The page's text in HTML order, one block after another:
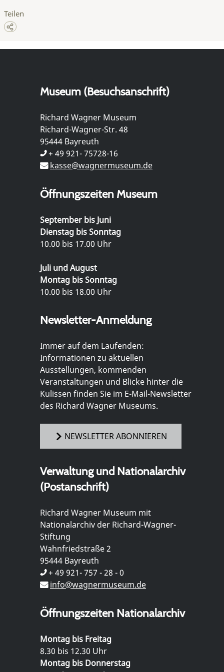
Teilen
Museum (Besuchsanschrift)
Richard Wagner Museum
Richard-Wagner-Str. 48
95444 Bayreuth
+ 49 921- 75728-16
kasse@wagnermuseum.de
Öffnungszeiten Museum
September bis Juni
Dienstag bis Sonntag
10.00 bis 17.00 Uhr
Juli und August
Montag bis Sonntag
10.00 bis 18.00 Uhr
Newsletter-Anmeldung
Immer auf dem Laufenden:
Informationen zu aktuellen
Ausstellungen, kommenden
Veranstaltungen und Blicke hinter die
Kulissen finden Sie im E-Mail-Newsletter
des Richard Wagner Museums.
NEWSLETTER ABONNIEREN
Verwaltung und Nationalarchiv
(Postanschrift)
Richard Wagner Museum mit
Nationalarchiv der Richard-Wagner-
Stiftung
Wahnfriedstraße 2
95444 Bayreuth
+ 49 921- 757 - 28 - 0
info@wagnermuseum.de
Öffnungszeiten Nationalarchiv
Montag bis Freitag
8.30 bis 12.30 Uhr
Montag bis Donnerstag